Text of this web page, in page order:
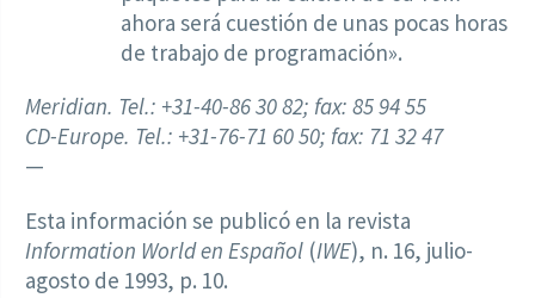
ahora será cuestión de unas pocas horas
de trabajo de programación».
Meridian. Tel.: +31-40-86 30 82; fax: 85 94 55
CD-Europe. Tel.: +31-76-71 60 50; fax: 71 32 47
—
Esta información se publicó en la revista
Information World en Español (IWE), n. 16, julio-
agosto de 1993, p. 10.